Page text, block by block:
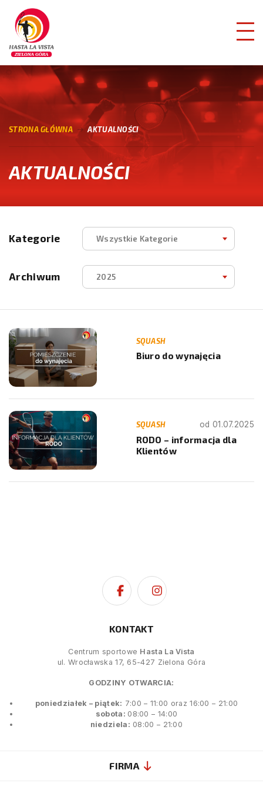
STRONA GŁÓWNA AKTUALNOŚCI
AKTUALNOŚCI
Kategorie Wszystkie Kategorie
Archiwum 2025
SQUASH
Biuro do wynajęcia
SQUASH od 01.07.2025
RODO – informacja dla
Klientów
KONTAKT
Centrum sportowe Hasta La Vista
ul. Wrocławska 17, 65-427 Zielona Góra
GODZINY OTWARCIA:
poniedziałek – piątek: 7:00 – 11:00 oraz 16:00 – 21:00
sobota: 08:00 – 14:00
niedziela: 08:00 – 21:00
FIRMA